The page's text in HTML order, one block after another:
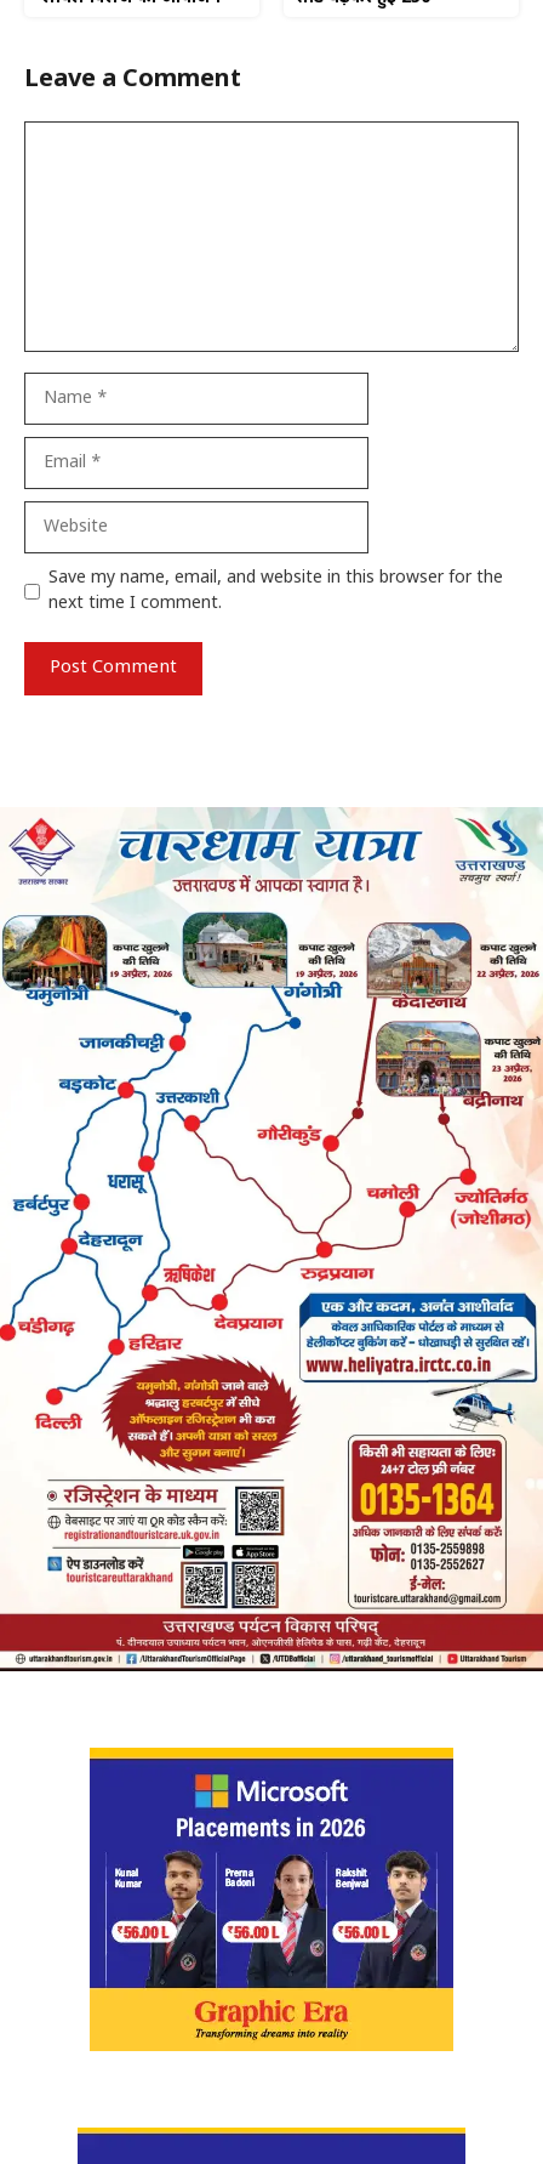
Leave a Comment
Website
Save my name, email, and website in this browser for the
next time I comment.